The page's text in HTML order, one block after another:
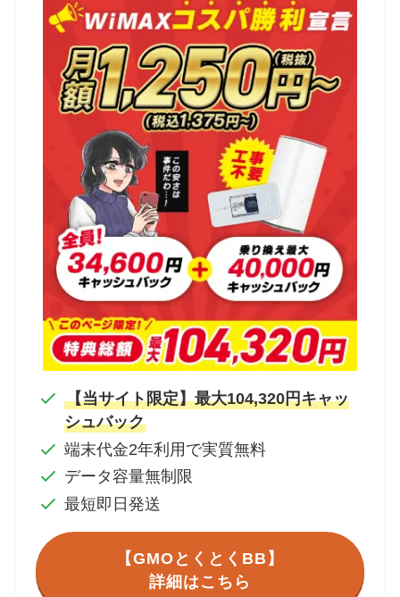
【当サイト限定】最大104,320円キャッ
シュバック
端末代金2年利用で実質無料
データ容量無制限
最短即日発送
【GMOとくとくBB】
詳細はこちら